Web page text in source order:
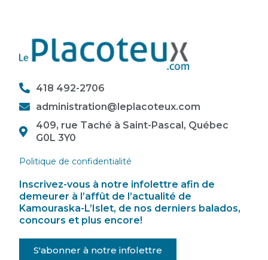
418 492-2706
administration@leplacoteux.com
409, rue Taché à Saint-Pascal, Québec
G0L 3Y0
Politique de confidentialité
Inscrivez-vous à notre infolettre afin de
demeurer à l’affût de l’actualité de
Kamouraska-L’Islet, de nos derniers balados,
concours et plus encore!
S'abonner à notre infolettre